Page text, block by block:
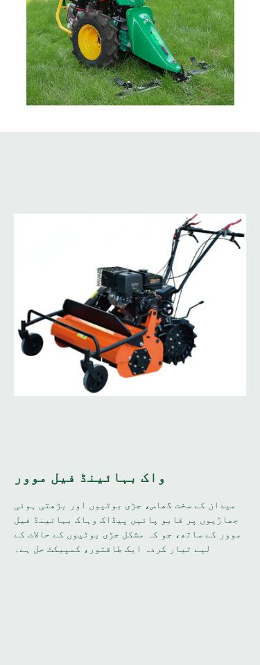
میدان کے سخت گھاس، جڑی بوٹیوں اور بڑھتی ہوئی
جھاڑیوں پر قابو پائیں پیڈاک وہاک بہائینڈ فیل
موور کے ساتھ، جو کہ مشکل جڑی بوٹیوں کے حالات کے
لیے تیار کردہ ایک طاقتور، کمپیکٹ حل ہے۔
واک بہائینڈ فیل موور